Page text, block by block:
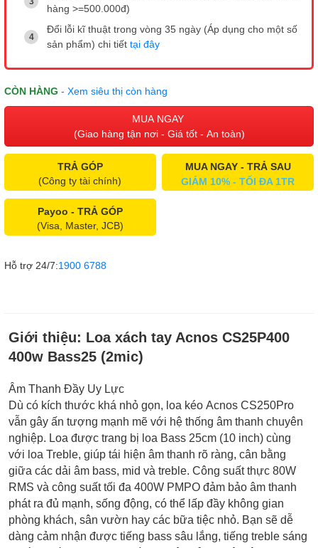
hàng >=500.000đ)
Đổi lỗi kĩ thuật trong vòng 35 ngày (Áp dụng cho một số
sản phẩm) chi tiết tại đây
CÒN HÀNG - Xem siêu thị còn hàng
MUA NGAY
(Giao hàng tận nơi - Giá tốt - An toàn)
TRẢ GÓP
(Công ty tài chính)
MUA NGAY - TRẢ SAU
GIẢM 10% - TỐI ĐA 1TR
Payoo - TRẢ GÓP
(Visa, Master, JCB)
Hỗ trợ 24/7:1900 6788
Giới thiệu: Loa xách tay Acnos CS25P400
400w Bass25 (2mic)
Âm Thanh Đầy Uy Lực
Dù có kích thước khá nhỏ gọn, loa kéo Acnos CS250Pro
vẫn gây ấn tượng mạnh mẽ với hệ thống âm thanh chuyên
nghiệp. Loa được trang bị loa Bass 25cm (10 inch) cùng
với loa Treble, giúp tái hiện âm thanh rõ ràng, cân bằng
giữa các dải âm bass, mid và treble. Công suất thực 80W
RMS và công suất tối đa 400W PMPO đảm bảo âm thanh
phát ra đủ mạnh, sống động, có thể lấp đầy không gian
phòng khách, sân vườn hay các bữa tiệc nhỏ. Bạn sẽ dễ
dàng cảm nhận được tiếng bass sâu lắng, tiếng treble sáng